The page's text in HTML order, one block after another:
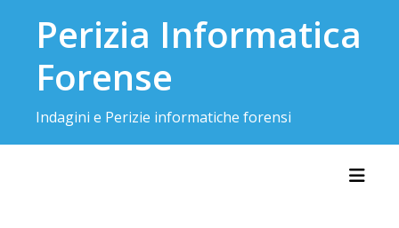
contentPerizia Informatica
Forense
Indagini e Perizie informatiche forensi